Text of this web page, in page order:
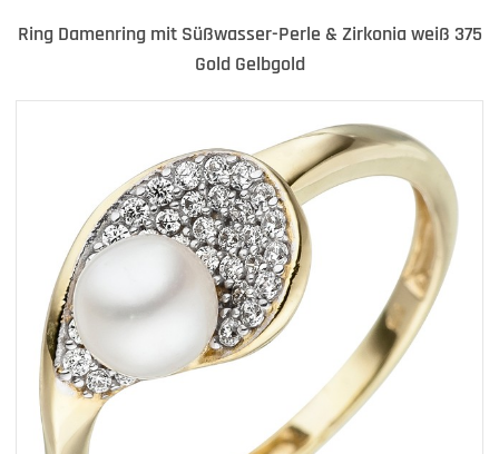
Ring Damenring mit Süßwasser-Perle & Zirkonia weiß 375
Gold Gelbgold